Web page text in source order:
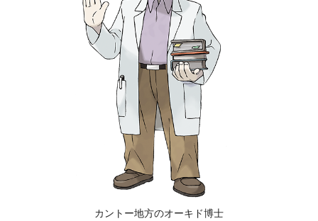
カントー地方のオーキド博士